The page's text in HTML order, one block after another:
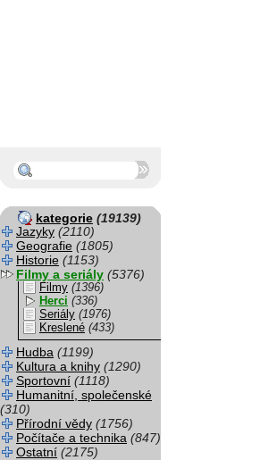
kategorie (19139)
Jazyky (2110)
Geografie (1805)
Historie (1153)
Filmy a seriály (5376)
Filmy (1396)
Herci (336)
Seriály (1976)
Kreslené (433)
Hudba (1199)
Kultura a knihy (1290)
Sportovní (1118)
Humanitní, společenské
(310)
Přírodní vědy (1756)
Počítače a technika (847)
Ostatní (2175)